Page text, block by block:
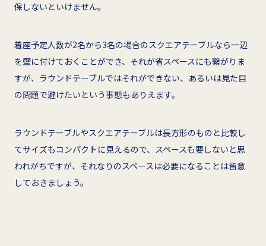
保しないといけません。
着座予定人数が2名から3名の場合のスクエアテーブルなら一辺
を壁に付けておくことができ、それが省スペースにも繋がりま
すが、ラウンドテーブルではそれができない、あるいは見た目
の問題で避けたいという事態もありえます。
ラウンドテーブルやスクエアテーブルは長方形のものと比較し
てサイズもコンパクトに見えるので、スペースも要しないと思
われがちですが、それなりのスペースは必要になることは留意
しておきましょう。